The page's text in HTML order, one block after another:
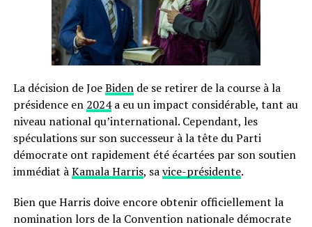
La décision de JoeBidende se retirer de la course à la
présidence en 2024a eu un impact considérable, tant au
niveau national qu’international. Cependant, les
spéculations sur son successeur à la tête du Parti
démocrate ont rapidement été écartées par son soutien
immédiat àKamala Harris, savice-présidente.
Bien que Harris doive encore obtenir officiellement la
nomination lors de la Convention nationale démocrate